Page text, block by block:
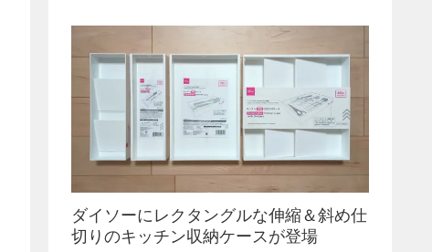
ダイソーにレクタングルな伸縮＆斜め仕
切りのキッチン収納ケースが登場